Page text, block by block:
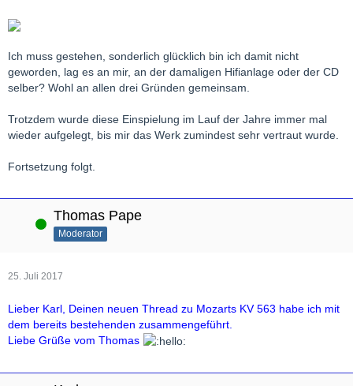
Ich muss gestehen, sonderlich glücklich bin ich damit nicht
geworden, lag es an mir, an der damaligen Hifianlage oder der CD
selber? Wohl an allen drei Gründen gemeinsam.
Trotzdem wurde diese Einspielung im Lauf der Jahre immer mal
wieder aufgelegt, bis mir das Werk zumindest sehr vertraut wurde.
Fortsetzung folgt.
Online Thomas Pape
Moderator
25. Juli 2017
Lieber Karl, Deinen neuen Thread zu Mozarts KV 563 habe ich mit
dem bereits bestehenden zusammengeführt.
Liebe Grüße vom Thomas